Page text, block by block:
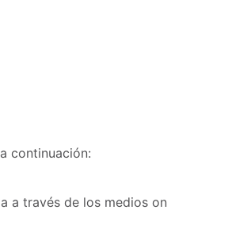
continuación:
a través de los medios on